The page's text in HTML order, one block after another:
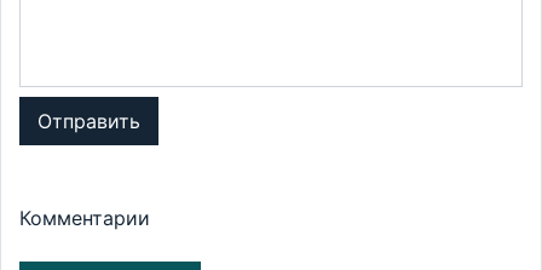
Отправить
Комментарии